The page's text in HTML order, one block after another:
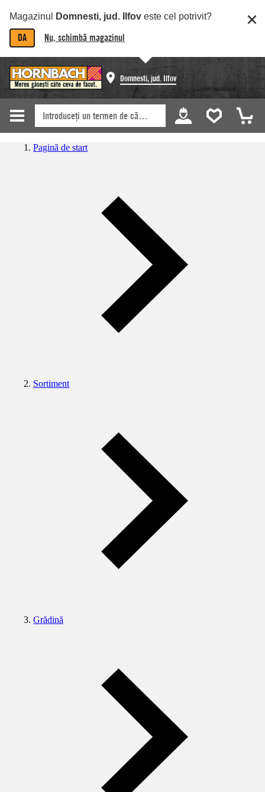
Magazinul Domnesti, jud. Ilfov este cel potrivit?
DA Nu, schimbă magazinul
Domnesti, jud. Ilfov
Pagină de start
Sortiment
Grădină